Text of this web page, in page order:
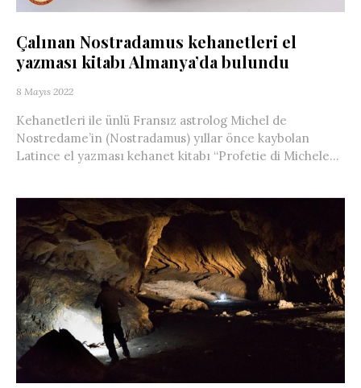
Çalınan Nostradamus kehanetleri el
yazması kitabı Almanya’da bulundu
8 Mayıs 2022
Kehanetleri ile ünlü Fransız astrolog Michel de
Nostredame’in (Nostradamus) yıllar önce kaybolan
Latince el yazması kehanet kitabı “Profetie di Michele...